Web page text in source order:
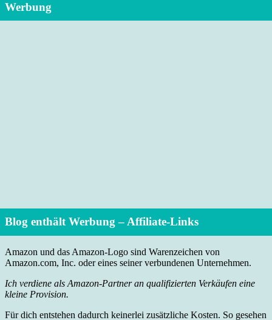
Werbung
Blog enthält Werbung – Affiliate-Links
Amazon und das Amazon-Logo sind Warenzeichen von
Amazon.com, Inc. oder eines seiner verbundenen Unternehmen.
Ich verdiene als Amazon-Partner an qualifizierten Verkäufen eine
kleine Provision.
Für dich entstehen dadurch keinerlei zusätzliche Kosten. So gesehen